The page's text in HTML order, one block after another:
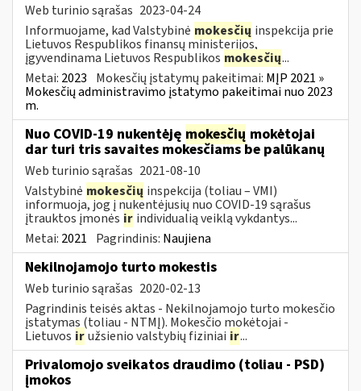
Web turinio sąrašas 2023-04-24
Informuojame, kad Valstybinė mokesčių inspekcija prie
Lietuvos Respublikos finansų ministerijos,
įgyvendinama Lietuvos Respublikos mokesčių...
Metai: 2023 Mokesčių įstatymų pakeitimai: MĮP 2021 »
Mokesčių administravimo įstatymo pakeitimai nuo 2023
m.
Nuo COVID-19 nukentėję mokesčių mokėtojai
dar turi tris savaites mokesčiams be palūkanų
Web turinio sąrašas 2021-08-10
Valstybinė mokesčių inspekcija (toliau – VMI)
informuoja, jog į nukentėjusių nuo COVID-19 sąrašus
įtrauktos įmonės ir individualią veiklą vykdantys...
Metai: 2021 Pagrindinis: Naujiena
Nekilnojamojo turto mokestis
Web turinio sąrašas 2020-02-13
Pagrindinis teisės aktas - Nekilnojamojo turto mokesčio
įstatymas (toliau - NTMĮ). Mokesčio mokėtojai -
Lietuvos iružsienio valstybių fiziniai ir...
Privalomojo sveikatos draudimo (toliau - PSD)
įmokos